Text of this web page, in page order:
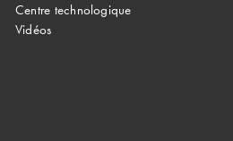
Centre technologique
Vidéos